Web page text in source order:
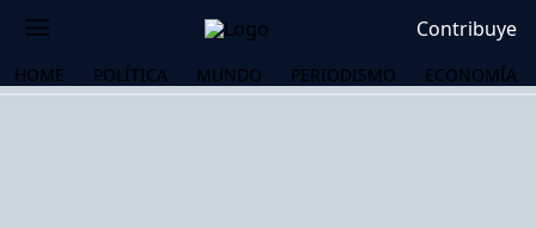
Contribuye
HOME POLÍTICA MUNDO PERIODISMO ECONOMÍA